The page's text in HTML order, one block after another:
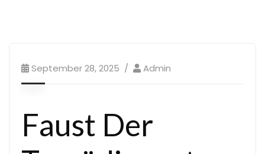
September 28, 2025 Admin
Faust Der